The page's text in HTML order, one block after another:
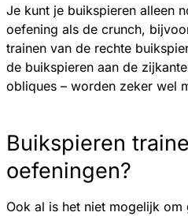
Je kunt je buikspieren alleen
oefening als de crunch,
trainen van de rechte
de buikspieren aan de
obliques – worden zeker wel
Buikspieren
oefeningen?
Ook al is het niet mogelijk